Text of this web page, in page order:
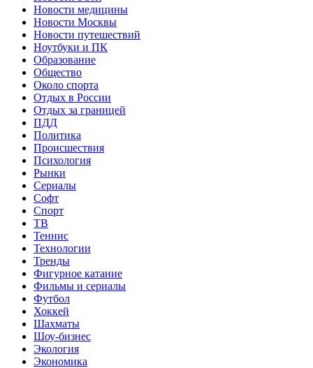
Новости медицины
Новости Москвы
Новости путешествий
Ноутбуки и ПК
Образование
Общество
Около спорта
Отдых в России
Отдых за границей
ПДД
Политика
Происшествия
Психология
Рынки
Сериалы
Софт
Спорт
ТВ
Теннис
Технологии
Тренды
Фигурное катание
Фильмы и сериалы
Футбол
Хоккей
Шахматы
Шоу-бизнес
Экология
Экономика